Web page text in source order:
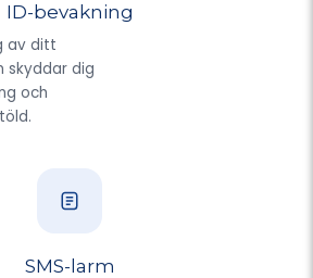
ID-bevakning
av ditt
skyddar dig
och
SMS-larm